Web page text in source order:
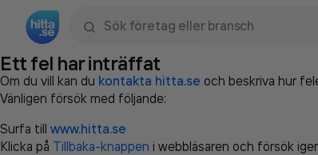
Ett fel har inträffat
Om du vill kan du kontakta hitta.se och beskriva hur
Vänligen försök med följande:
Surfa till www.hitta.se
Klicka på Tillbaka-knappen i webbläsaren och försök